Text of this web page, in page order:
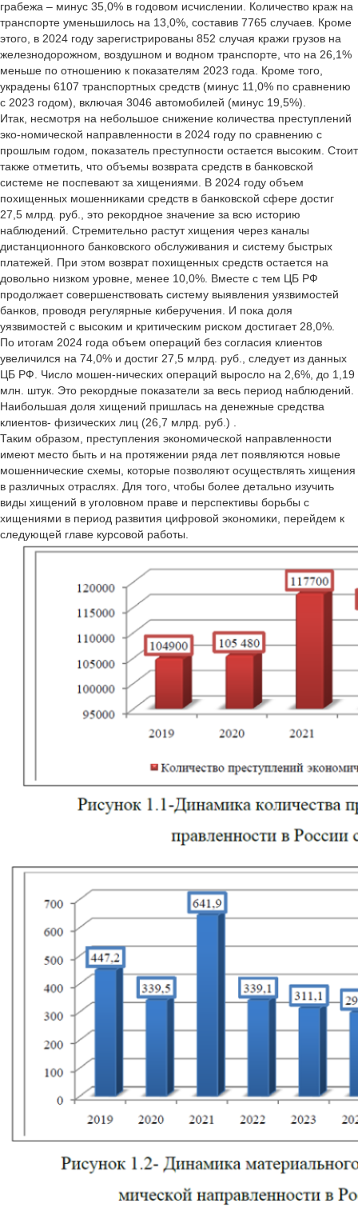
грабежа – минус 35,0% в годовом исчислении. Количество краж на
транспорте уменьшилось на 13,0%, составив 7765 случаев. Кроме
этого, в 2024 году зарегистрированы 852 случая кражи грузов на
железнодорожном, воздушном и водном транспорте, что на 26,1%
меньше по отношению к показателям 2023 года. Кроме того,
украдены 6107 транспортных средств (минус 11,0% по сравнению
с 2023 годом), включая 3046 автомобилей (минус 19,5%).
Итак, несмотря на небольшое снижение количества преступлений
эко-номической направленности в 2024 году по сравнению с
прошлым годом, показатель преступности остается высоким. Стоит
также отметить, что объемы возврата средств в банковской
системе не поспевают за хищениями. В 2024 году объем
похищенных мошенниками средств в банковской сфере достиг
27,5 млрд. руб., это рекордное значение за всю историю
наблюдений. Стремительно растут хищения через каналы
дистанционного банковского обслуживания и систему быстрых
платежей. При этом возврат похищенных средств остается на
довольно низком уровне, менее 10,0%. Вместе с тем ЦБ РФ
продолжает совершенствовать систему выявления уязвимостей
банков, проводя регулярные киберучения. И пока доля
уязвимостей с высоким и критическим риском достигает 28,0%.
По итогам 2024 года объем операций без согласия клиентов
увеличился на 74,0% и достиг 27,5 млрд. руб., следует из данных
ЦБ РФ. Число мошен-нических операций выросло на 2,6%, до 1,19
млн. штук. Это рекордные показатели за весь период наблюдений.
Наибольшая доля хищений пришлась на денежные средства
клиентов- физических лиц (26,7 млрд. руб.) .
Таким образом, преступления экономической направленности
имеют место быть и на протяжении ряда лет появляются новые
мошеннические схемы, которые позволяют осуществлять хищения
в различных отраслях. Для того, чтобы более детально изучить
виды хищений в уголовном праве и перспективы борьбы с
хищениями в период развития цифровой экономики, перейдем к
следующей главе курсовой работы.